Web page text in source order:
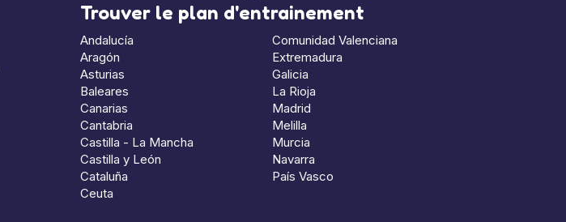
Trouver le plan d'entrainement
Andalucía
Aragón
Asturias
Baleares
Canarias
Cantabria
Castilla - La Mancha
Castilla y León
Cataluña
Ceuta
Comunidad Valenciana
Extremadura
Galicia
La Rioja
Madrid
Melilla
Murcia
Navarra
País Vasco